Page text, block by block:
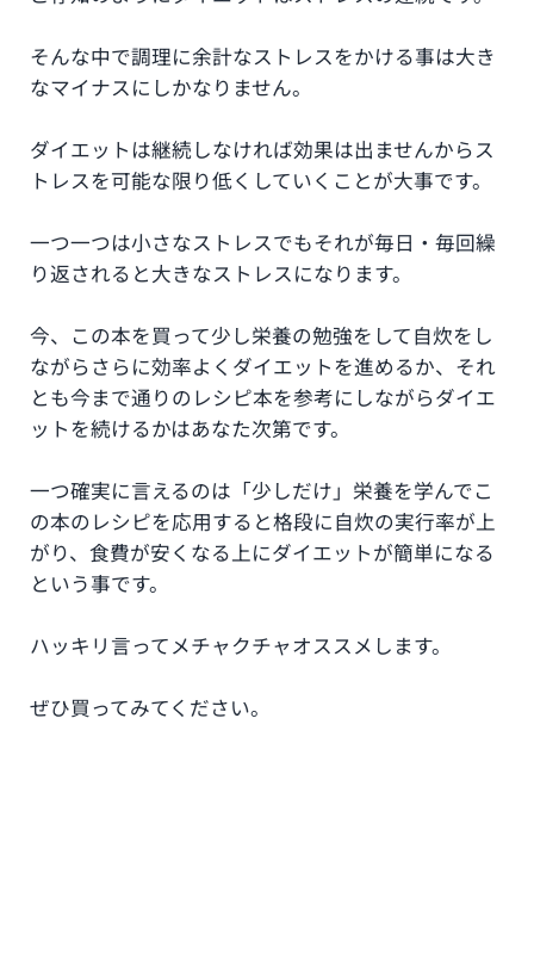
そんな中で調理に余計なストレスをかける事は大き
なマイナスにしかなりません。
ダイエットは継続しなければ効果は出ませんからス
トレスを可能な限り低くしていくことが大事です。
一つ一つは小さなストレスでもそれが毎日・毎回繰
り返されると大きなストレスになります。
今、この本を買って少し栄養の勉強をして自炊をし
ながらさらに効率よくダイエットを進めるか、それ
とも今まで通りのレシピ本を参考にしながらダイエ
ットを続けるかはあなた次第です。
一つ確実に言えるのは「少しだけ」栄養を学んでこ
の本のレシピを応用すると格段に自炊の実行率が上
がり、食費が安くなる上にダイエットが簡単になる
という事です。
ハッキリ言ってメチャクチャオススメします。
ぜひ買ってみてください。